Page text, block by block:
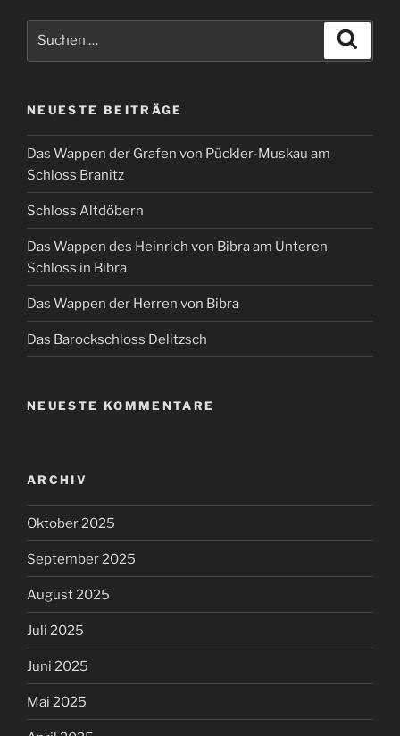
NEUESTE BEITRÄGE
Das Wappen der Grafen von Pückler-Muskau am
Schloss Branitz
Schloss Altdöbern
Das Wappen des Heinrich von Bibra am Unteren
Schloss in Bibra
Das Wappen der Herren von Bibra
Das Barockschloss Delitzsch
NEUESTE KOMMENTARE
ARCHIV
Oktober 2025
September 2025
August 2025
Juli 2025
Juni 2025
Mai 2025